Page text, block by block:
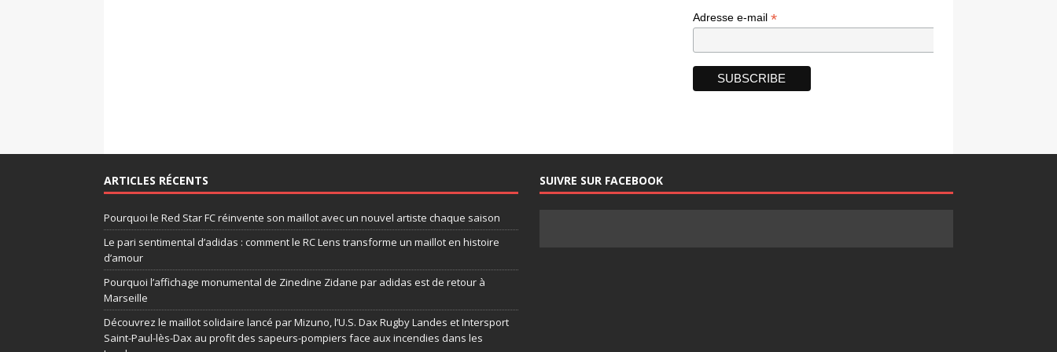
Adresse e-mail *
ARTICLES RÉCENTS
Pourquoi le Red Star FC réinvente son maillot avec un nouvel artiste chaque saison
Le pari sentimental d’adidas : comment le RC Lens transforme un maillot en histoire
d’amour
Pourquoi l’affichage monumental de Zinedine Zidane par adidas est de retour à
Marseille
Découvrez le maillot solidaire lancé par Mizuno, l’U.S. Dax Rugby Landes et Intersport
Saint-Paul-lès-Dax au profit des sapeurs-pompiers face aux incendies dans les
SUIVRE SUR FACEBOOK